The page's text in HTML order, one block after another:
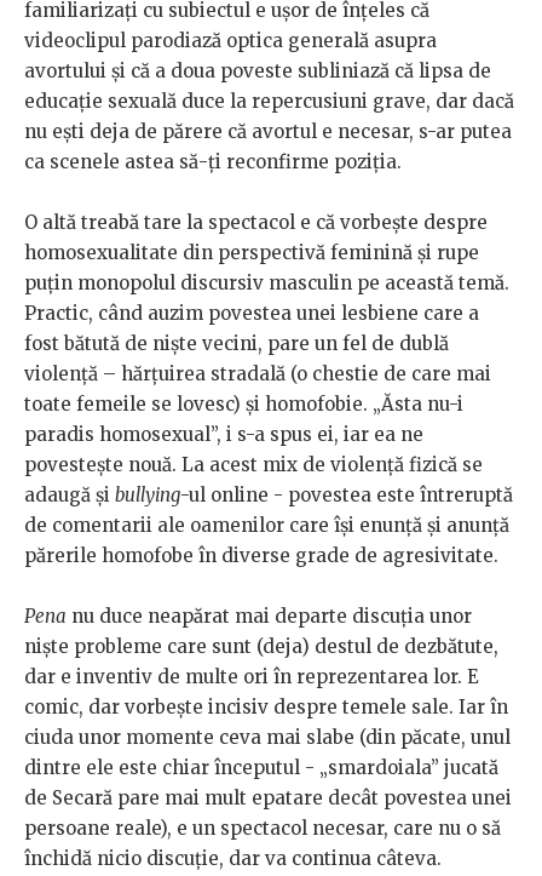
familiarizaţi cu subiectul e uşor de înţeles că
videoclipul parodiază optica generală asupra
avortului şi că a doua poveste subliniază că lipsa de
educaţie sexuală duce la repercusiuni grave, dar dacă
nu eşti deja de părere că avortul e necesar, s-ar putea
ca scenele astea să-ţi reconfirme poziţia.
O altă treabă tare la spectacol e că vorbeşte despre
homosexualitate din perspectivă feminină şi rupe
puţin monopolul discursiv masculin pe această temă.
Practic, când auzim povestea unei lesbiene care a
fost bătută de nişte vecini, pare un fel de dublă
violenţă – hărţuirea stradală (o chestie de care mai
toate femeile se lovesc) şi homofobie. „Ăsta nu-i
paradis homosexual”, i s-a spus ei, iar ea ne
povesteşte nouă. La acest mix de violenţă fizică se
adaugă şi bullying-ul online - povestea este întreruptă
de comentarii ale oamenilor care îşi enunţă şi anunţă
părerile homofobe în diverse grade de agresivitate.
Pena nu duce neapărat mai departe discuţia unor
nişte probleme care sunt (deja) destul de dezbătute,
dar e inventiv de multe ori în reprezentarea lor. E
comic, dar vorbeşte incisiv despre temele sale. Iar în
ciuda unor momente ceva mai slabe (din păcate, unul
dintre ele este chiar începutul - „smardoiala” jucată
de Secară pare mai mult epatare decât povestea unei
persoane reale), e un spectacol necesar, care nu o să
închidă nicio discuţie, dar va continua câteva.